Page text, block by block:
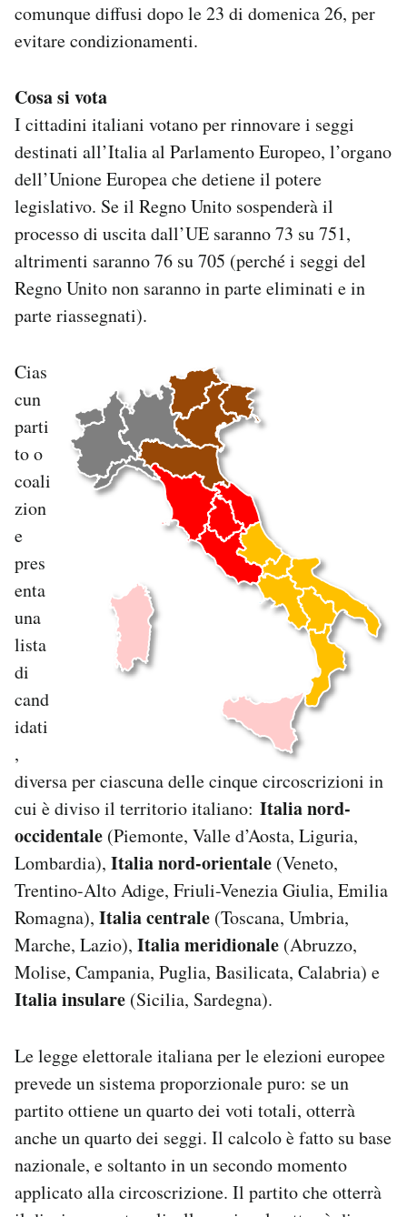
comunque diffusi dopo le 23 di domenica 26, per
evitare condizionamenti.
Cosa si vota
I cittadini italiani votano per rinnovare i seggi
destinati all’Italia al Parlamento Europeo, l’organo
dell’Unione Europea che detiene il potere
legislativo. Se il Regno Unito sospenderà il
processo di uscita dall’UE saranno 73 su 751,
altrimenti saranno 76 su 705 (perché i seggi del
Regno Unito non saranno in parte eliminati e in
parte riassegnati).
Cias
cun
parti
to o
coali
zion
e
pres
enta
una
lista
di
cand
idati
,
diversa per ciascuna delle cinque circoscrizioni in
cui è diviso il territorio italiano: Italia nord-
occidentale (Piemonte, Valle d’Aosta, Liguria,
Lombardia), Italia nord-orientale (Veneto,
Trentino-Alto Adige, Friuli-Venezia Giulia, Emilia
Romagna), Italia centrale (Toscana, Umbria,
Marche, Lazio), Italia meridionale (Abruzzo,
Molise, Campania, Puglia, Basilicata, Calabria) e
Italia insulare (Sicilia, Sardegna).
Le legge elettorale italiana per le elezioni europee
prevede un sistema proporzionale puro: se un
partito ottiene un quarto dei voti totali, otterrà
anche un quarto dei seggi. Il calcolo è fatto su base
nazionale, e soltanto in un secondo momento
applicato alla circoscrizione. Il partito che otterrà